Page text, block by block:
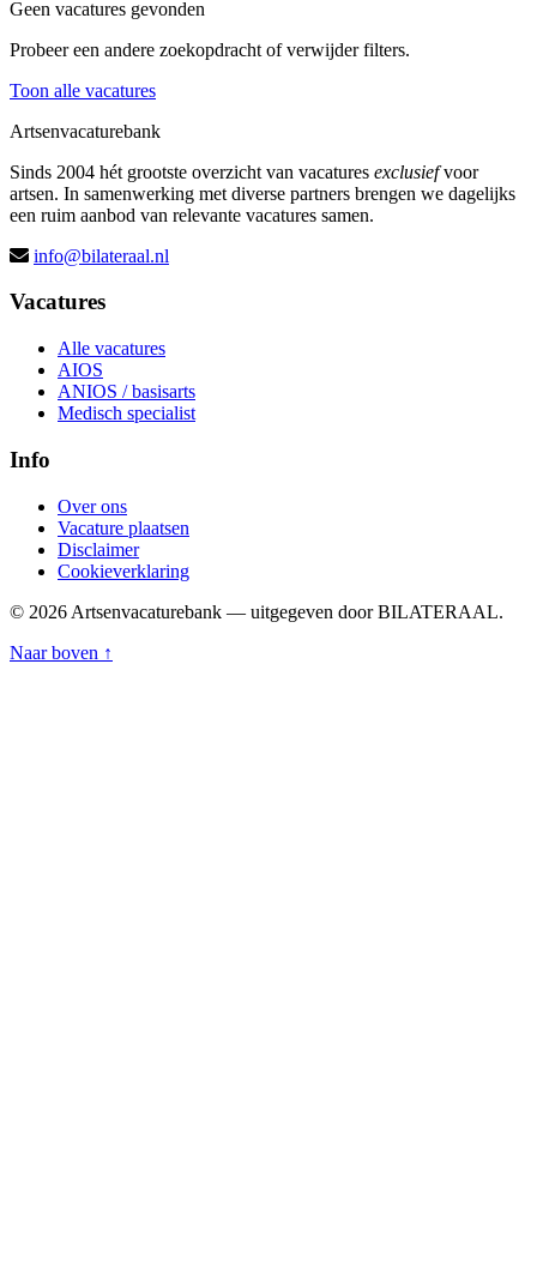
Geen vacatures gevonden
Probeer een andere zoekopdracht of verwijder filters.
Toon alle vacatures
Artsenvacaturebank
Sinds 2004 hét grootste overzicht van vacatures exclusiefvoor
artsen. In samenwerking met diverse partners brengen we dagelijks
een ruim aanbod van relevante vacatures samen.
info@bilateraal.nl
Vacatures
Alle vacatures
AIOS
ANIOS / basisarts
Medisch specialist
Info
Over ons
Vacature plaatsen
Disclaimer
Cookieverklaring
© 2026 Artsenvacaturebank — uitgegeven door BILATERAAL.
Naar boven ↑